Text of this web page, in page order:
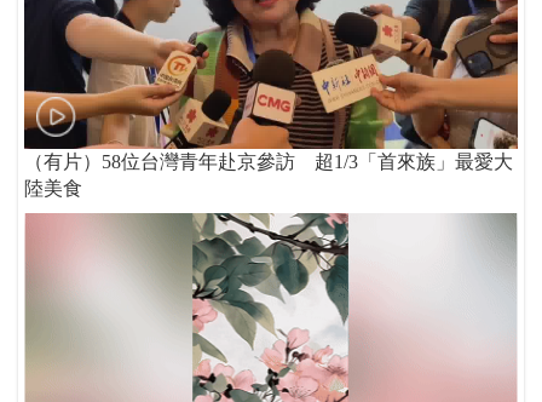
（有片）58位台灣青年赴京參訪 超1/3「首來族」最愛大
陸美食